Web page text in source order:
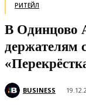
РИТЕЙЛ
В Одинцово
держателям
BUSINESS